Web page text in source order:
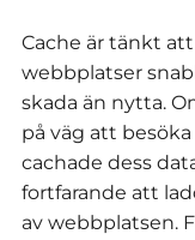
Cache är tänkt
webbplatser
skada än nytta.
på väg att
cachade dess
fortfarande att
av webbplatsen.